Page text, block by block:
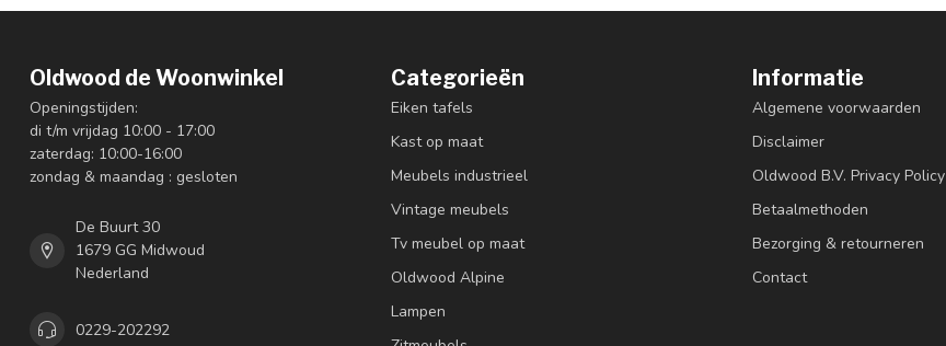
Oldwood de Woonwinkel
Openingstijden:
di t/m vrijdag 10:00 - 17:00
zaterdag: 10:00-16:00
zondag & maandag : gesloten
De Buurt 30
1679 GG Midwoud
Nederland
0229-202292
Categorieën
Eiken tafels
Kast op maat
Meubels industrieel
Vintage meubels
Tv meubel op maat
Oldwood Alpine
Lampen
Informatie
Algemene voorwaarden
Disclaimer
Oldwood B.V. Privacy Policy
Betaalmethoden
Bezorging & retourneren
Contact